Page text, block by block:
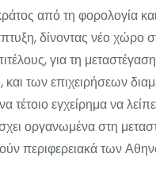
από τη φορολογία
δίνοντας νέο χώρο
για τη
και των επιχειρήσεων
εγχείρημα να
οργανωμένα στη
περιφερειακά των